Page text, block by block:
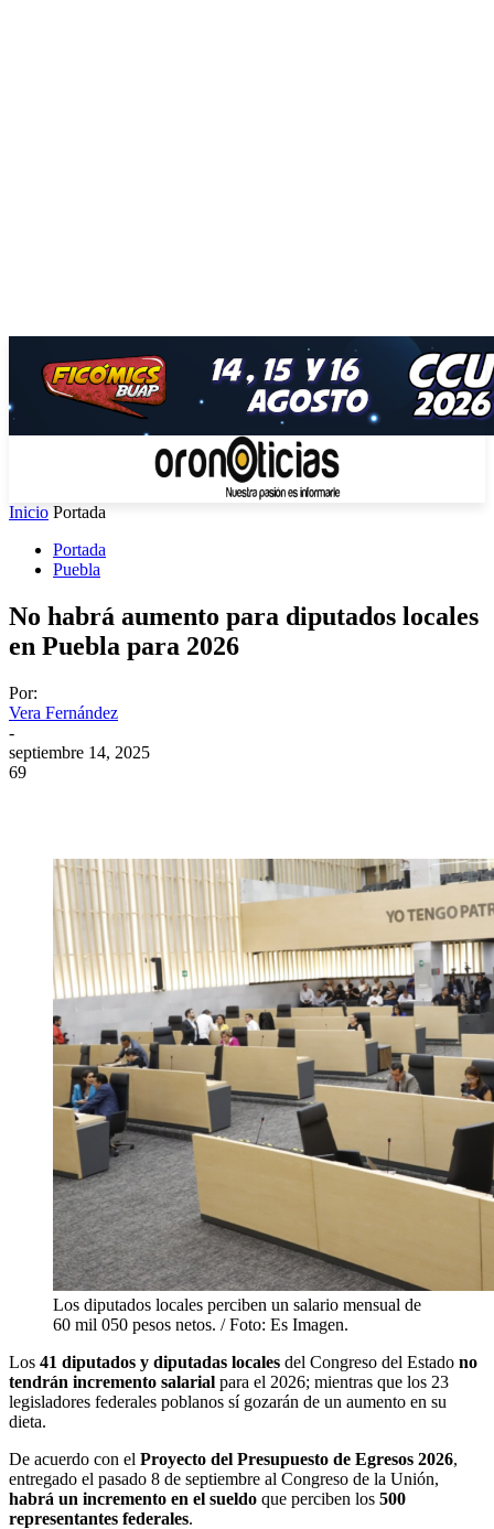
Inicio Portada
Portada
Puebla
No habrá aumento para diputados locales
en Puebla para 2026
Por:
Vera Fernández
-
septiembre 14, 2025
69
Los diputados locales perciben un salario mensual de
60 mil 050 pesos netos. / Foto: Es Imagen.
Los 41 diputados y diputadas locales del Congreso del Estado no
tendrán incremento salarial para el 2026; mientras que los 23
legisladores federales poblanos sí gozarán de un aumento en su
dieta.
De acuerdo con el Proyecto del Presupuesto de Egresos 2026,
entregado el pasado 8 de septiembre al Congreso de la Unión,
habrá un incremento en el sueldo que perciben los 500
representantes federales.